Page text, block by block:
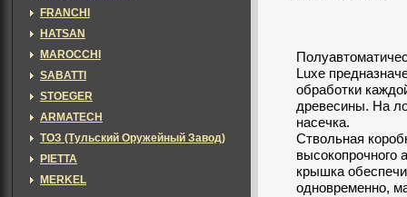
Luxe
обработки
древесины. На
насечка.
Ствольная
высокопрочного
крышка
одновременно,
FRANCHI
HATSAN
MAROCCHI
SABATTI
STOEGER
ARMATECH
ТОЗ (Тульский Оружейный Завод)
PIETTA
MERKEL